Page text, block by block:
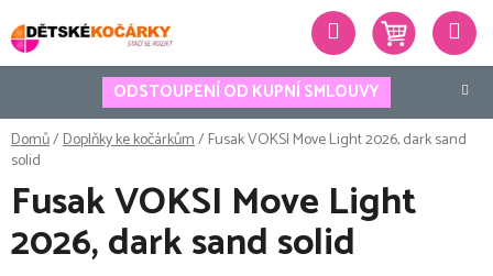
na
obsah
ODSTOUPENÍ OD KUPNÍ SMLOUVY
Hledat
Domů/Doplňky ke kočárkům/Fusak VOKSI Move Light 2026, dark sand
solid
Fusak VOKSI Move Light
2026, dark sand solid